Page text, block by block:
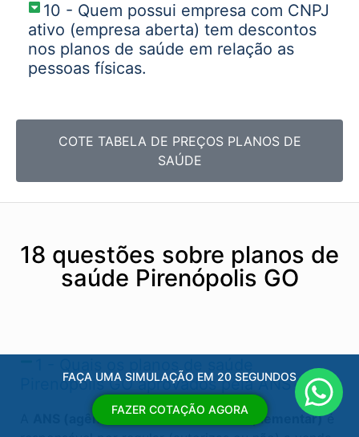
10 - Quem possui empresa com CNPJ
ativo (empresa aberta) tem descontos
nos planos de saúde em relação as
pessoas físicas.
COTE TABELA DE PREÇOS PLANOS DE
SAÚDE
18 questões sobre planos de
saúde Pirenópolis GO
Pirenópolis GO​ aprovados pela ANS?
ANS (agência nacional de saúde suplementar)é
FAÇA UMA SIMULAÇÃO EM 20 SEGUNDOS
FAZER COTAÇÃO AGORA